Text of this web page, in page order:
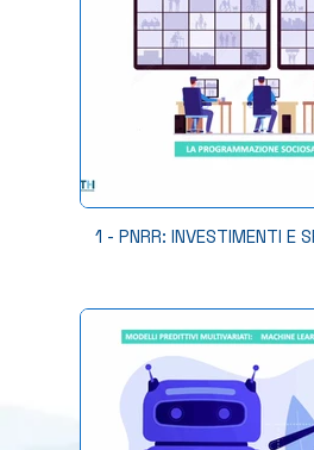
1 - PNRR: INVESTIMENTI E